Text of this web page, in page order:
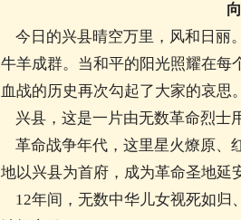
今日的兴县晴空万里，风和日丽
牛羊成群。当和平的阳光照耀在每
血战的历史再次勾起了大家的哀思。
兴县，这是一片由无数革命烈士
革命战争年代，这里星火燎原、
地以兴县为首府，成为革命圣地延
12年间，无数中华儿女视死如归